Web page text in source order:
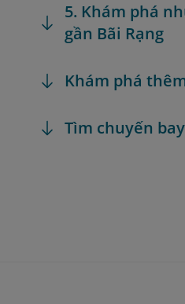
5. Khám phá
gần Bãi Rạng
Khám phá
Tìm chuyến bay